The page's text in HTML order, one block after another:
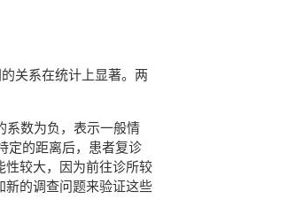
关系在统计上显著。两
系数为负，表示一般情
定的距离后，患者复诊
性较大，因为前往诊所较
新的调查问题来验证这些